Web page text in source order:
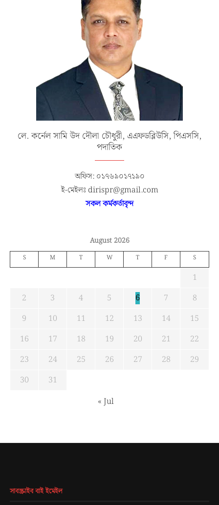
লে. কর্নেল সামি উদ দৌলা চৌধুরী, এএফডব্লিউসি, পিএসসি,
পদাতিক
অফিস: ০১৭৬৯০১৭১৯০
ই-মেইলঃ dirispr@gmail.com
সকল কর্মকর্তাবৃন্দ
August 2026
S M T W T F S
1
2
3 4 5 6 7
8
9
10 11 12 13 14
15
16
17 18 19 20 21
22
23
24 25 26 27 28
29
30
31
« Jul
সাবস্ক্রাইব বাই ইমেইল